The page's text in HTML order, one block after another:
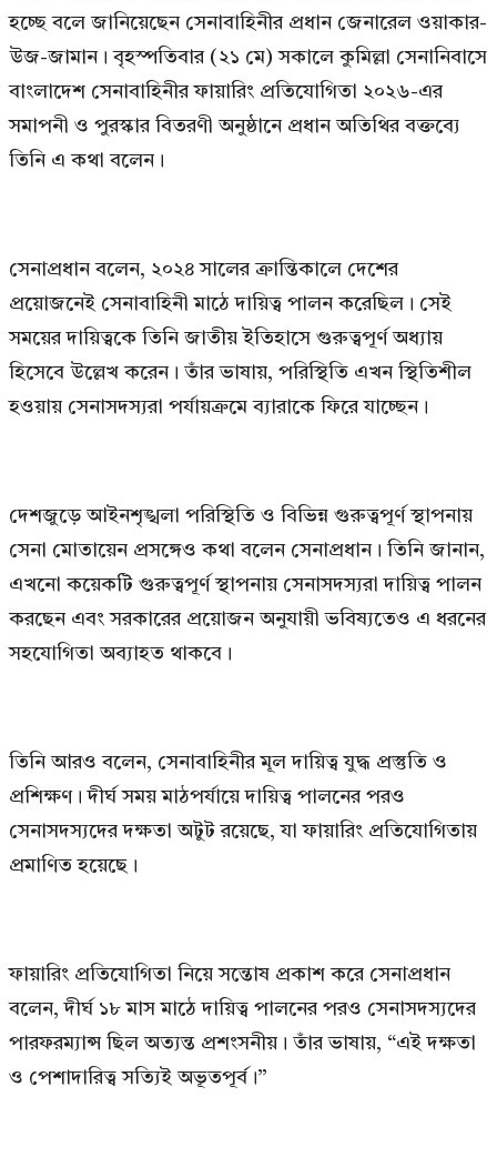
হচ্ছে বলে জানিয়েছেন সেনাবাহিনীর প্রধান জেনারেল ওয়াকার-
উজ-জামান। বৃহস্পতিবার (২১ মে) সকালে কুমিল্লা সেনানিবাসে
বাংলাদেশ সেনাবাহিনীর ফায়ারিং প্রতিযোগিতা ২০২৬-এর
সমাপনী ও পুরস্কার বিতরণী অনুষ্ঠানে প্রধান অতিথির বক্তব্যে
তিনি এ কথা বলেন।
সেনাপ্রধান বলেন, ২০২৪ সালের ক্রান্তিকালে দেশের
প্রয়োজনেই সেনাবাহিনী মাঠে দায়িত্ব পালন করেছিল। সেই
সময়ের দায়িত্বকে তিনি জাতীয় ইতিহাসে গুরুত্বপূর্ণ অধ্যায়
হিসেবে উল্লেখ করেন। তাঁর ভাষায়, পরিস্থিতি এখন স্থিতিশীল
হওয়ায় সেনাসদস্যরা পর্যায়ক্রমে ব্যারাকে ফিরে যাচ্ছেন।
দেশজুড়ে আইনশৃঙ্খলা পরিস্থিতি ও বিভিন্ন গুরুত্বপূর্ণ স্থাপনায়
সেনা মোতায়েন প্রসঙ্গেও কথা বলেন সেনাপ্রধান। তিনি জানান,
এখনো কয়েকটি গুরুত্বপূর্ণ স্থাপনায় সেনাসদস্যরা দায়িত্ব পালন
করছেন এবং সরকারের প্রয়োজন অনুযায়ী ভবিষ্যতেও এ ধরনের
সহযোগিতা অব্যাহত থাকবে।
তিনি আরও বলেন, সেনাবাহিনীর মূল দায়িত্ব যুদ্ধ প্রস্তুতি ও
প্রশিক্ষণ। দীর্ঘ সময় মাঠপর্যায়ে দায়িত্ব পালনের পরও
সেনাসদস্যদের দক্ষতা অটুট রয়েছে, যা ফায়ারিং প্রতিযোগিতায়
প্রমাণিত হয়েছে।
ফায়ারিং প্রতিযোগিতা নিয়ে সন্তোষ প্রকাশ করে সেনাপ্রধান
বলেন, দীর্ঘ ১৮ মাস মাঠে দায়িত্ব পালনের পরও সেনাসদস্যদের
পারফরম্যান্স ছিল অত্যন্ত প্রশংসনীয়। তাঁর ভাষায়, “এই দক্ষতা
ও পেশাদারিত্ব সত্যিই অভূতপূর্ব।”